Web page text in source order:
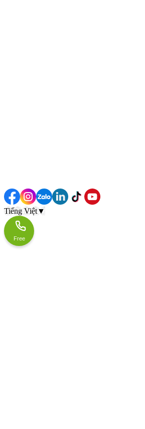
Tiếng Việt▼
Free